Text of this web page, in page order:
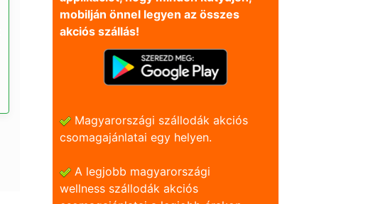
mobilján önnel legyen az összes
akciós szállás!
Magyarországi szállodák akciós
csomagajánlatai egy helyen.
A legjobb magyarországi
wellness szállodák akciós